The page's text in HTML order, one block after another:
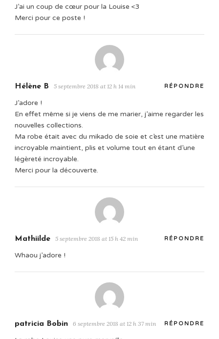
J’ai un coup de cœur pour la Louise <3
Merci pour ce poste !
Hélène B 5 septembre 2018 at 12 h 14 min RÉPONDRE
J’adore !
En effet même si je viens de me marier, j’aime regarder les
nouvelles collections.
Ma robe était avec du mikado de soie et c’est une matière
incroyable maintient, plis et volume tout en étant d’une
légèreté incroyable.
Merci pour la découverte.
Mathiilde 5 septembre 2018 at 15 h 42 min RÉPONDRE
Whaou j’adore !
patricia Bobin 6 septembre 2018 at 12 h 37 min RÉPONDRE